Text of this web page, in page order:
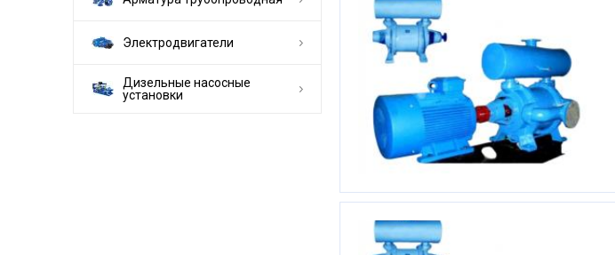
Электродвигатели
Дизельные насосные
установки